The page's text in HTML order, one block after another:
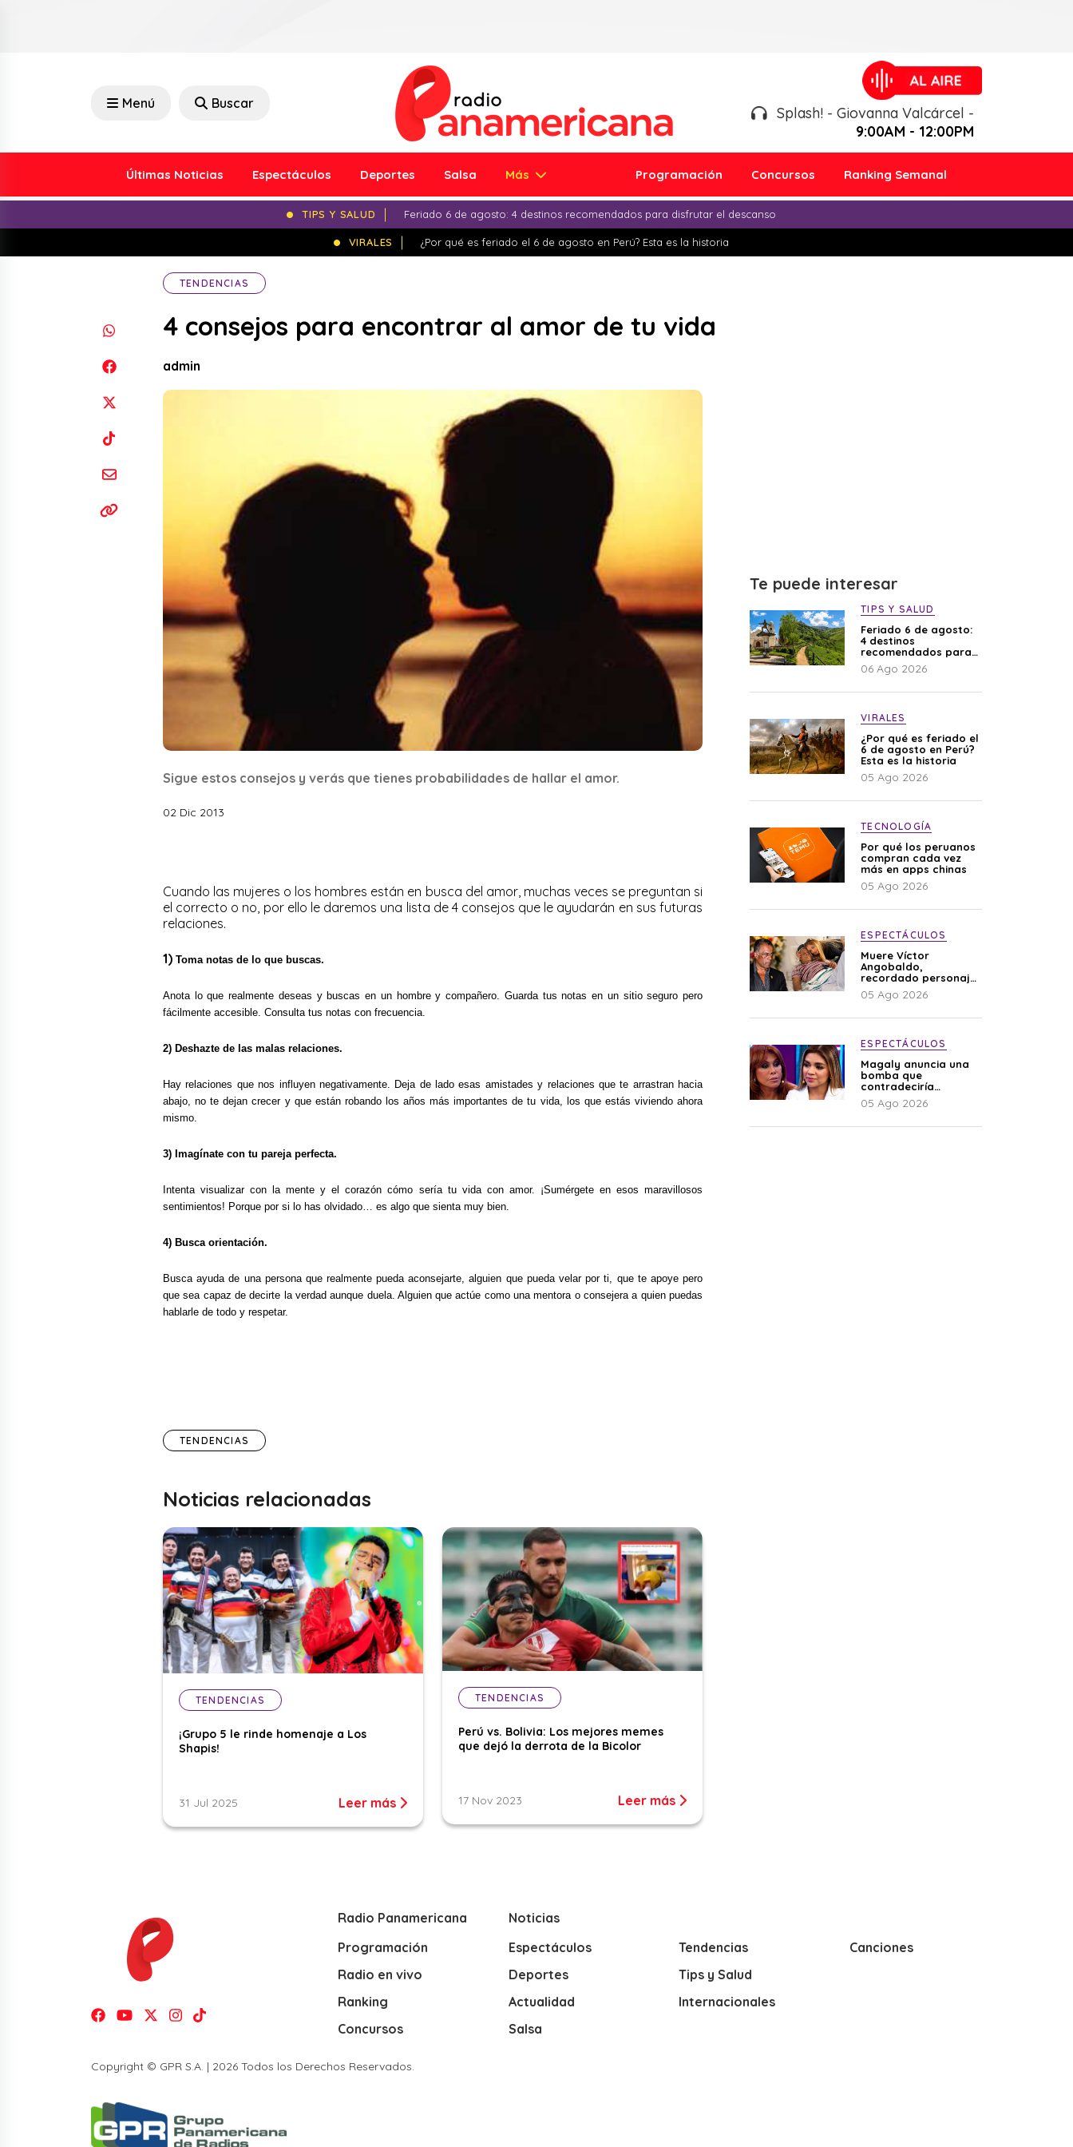
Menú Buscar
Splash! - Giovanna Valcárcel -
9:00AM - 12:00PM
Últimas Noticias Espectáculos Deportes Salsa Más Programación Concursos Ranking Semanal
TIPS Y SALUD Feriado 6 de agosto: 4 destinos recomendados para disfrutar el descanso
VIRALES ¿Por qué es feriado el 6 de agosto en Perú? Esta es la historia
TENDENCIAS
4 consejos para encontrar al amor de tu vida
admin
Sigue estos consejos y verás que tienes probabilidades de hallar el amor.
02 Dic 2013
Cuando las mujeres o los hombres están en busca del amor, muchas veces se preguntan si
el correcto o no, por ello le daremos una lista de 4 consejos que le ayudarán en sus futuras
relaciones.
1) Toma notas de lo que buscas.
Anota lo que realmente deseas y buscas en un hombre y compañero.
Guarda tus notas en un sitio seguro pero
fácilmente accesible. Consulta tus notas con frecuencia.
2) Deshazte de las malas relaciones.
Hay relaciones que nos influyen negativamente. Deja de lado esas amistades y relaciones que te arrastran hacia
abajo, no te dejan crecer y que están robando los años más importantes de tu vida, los que estás viviendo ahora
mismo.
3) Imagínate con tu pareja perfecta.
Intenta visualizar con la mente y el corazón cómo sería tu vida con amor. ¡Sumérgete en esos maravillosos
sentimientos! Porque por si lo has olvidado… es algo que sienta muy bien.
4) Busca orientación.
Busca ayuda de una persona que realmente pueda aconsejarte, alguien que pueda velar por ti, que te apoye pero
que sea capaz de decirte la verdad aunque duela. Alguien que actúe como una mentora o consejera a quien puedas
hablarle de todo y respetar.
TENDENCIAS
Noticias relacionadas
TENDENCIAS
¡Grupo 5 le rinde homenaje a Los
Shapis!
31 Jul 2025 Leer más
TENDENCIAS
Perú vs. Bolivia: Los mejores memes
que dejó la derrota de la Bicolor
17 Nov 2023 Leer más
Te puede interesar
TIPS Y SALUD
Feriado 6 de agosto:
4 destinos
recomendados para
disfrutar el descanso
06 Ago 2026
VIRALES
¿Por qué es feriado el
6 de agosto en Perú?
Esta es la historia
05 Ago 2026
TECNOLOGÍA
Por qué los peruanos
compran cada vez
más en apps chinas
05 Ago 2026
ESPECTÁCULOS
Muere Víctor
Angobaldo,
recordado personaje
de la farándula y
expareja de Shirley
05 Ago 2026
ESPECTÁCULOS
Magaly anuncia una
bomba que
contradeciría
comunicado de La
Bella Luz: “Hay un
05 Ago 2026
Radio Panamericana
Programación
Radio en vivo
Ranking
Concursos
Noticias
Espectáculos
Deportes
Actualidad
Salsa
Tendencias
Tips y Salud
Internacionales
Canciones
Copyright © GPR S.A. | 2026 Todos los Derechos Reservados.